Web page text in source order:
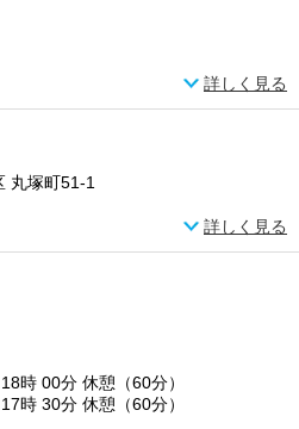
詳しく見る
丸塚町51‐1
詳しく見る
時 00分 休憩（60分）
時 30分 休憩（60分）